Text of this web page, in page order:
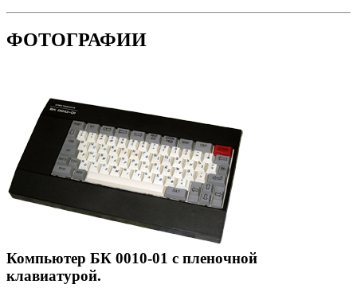
ФОТОГРАФИИ
Компьютер БК 0010-01 с пленочной
клавиатурой.